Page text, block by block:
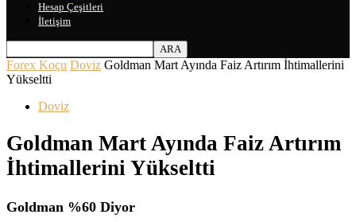
Hesap Çeşitleri
İletişim
Forex Koçu Doviz Goldman Mart Ayında Faiz Artırım İhtimallerini
Yükseltti
Doviz
Goldman Mart Ayında Faiz Artırım
İhtimallerini Yükseltti
Goldman %60 Diyor